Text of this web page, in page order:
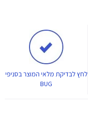
לחץלבדיקת מלאי המוצר בסניפי
BUG